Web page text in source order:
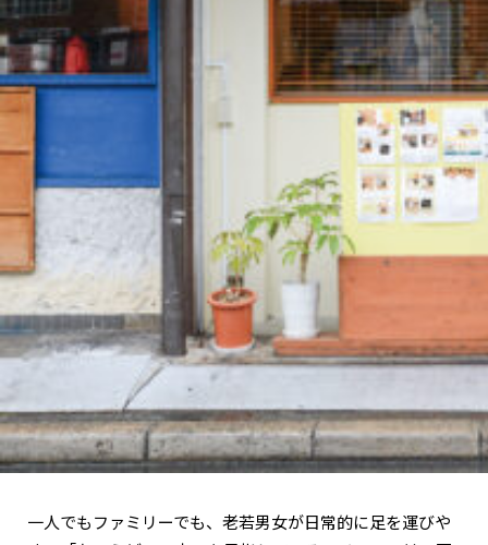
一人でもファミリーでも、老若男女が日常的に足を運びや